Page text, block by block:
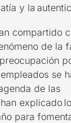
y la
compartido
de la
se
de las
explicado
para